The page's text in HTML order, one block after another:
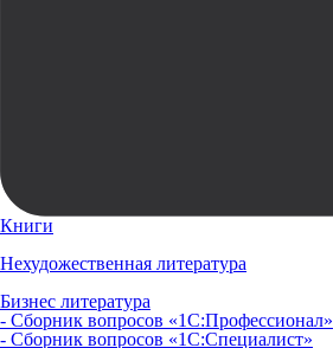
Книги
Нехудожественная литература
Бизнес литература
- Сборник вопросов «1С:Профессионал»
- Сборник вопросов «1С:Специалист»